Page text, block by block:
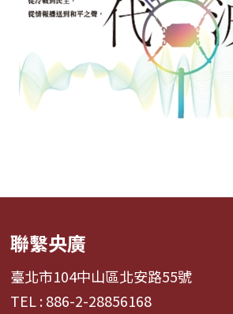
聯繫央廣
臺北市104中山區北安路55號
TEL : 886-2-28856168